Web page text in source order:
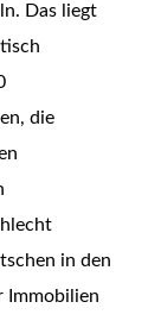
Das liegt
die
in den
Immobilien